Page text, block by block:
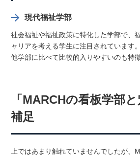
現代福祉学部
社会福祉や福祉政策に特化した学部で、
ャリアを考える学生に注目されています。
他学部に比べて比較的入りやすいのも特徴
「MARCHの看板学部
補足
上ではあまり触れていませんでしたが、